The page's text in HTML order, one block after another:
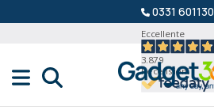
0331 601130
Eccellente
3.879
Recensioni